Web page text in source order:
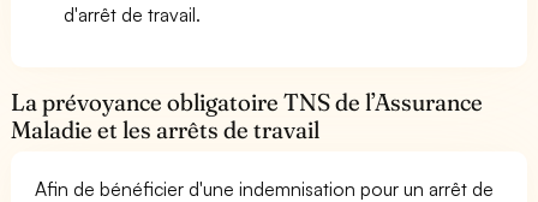
d'arrêt de travail.
La prévoyance obligatoire TNS de l’Assurance
Maladie et les arrêts de travail
Afin de bénéficier d'une indemnisation pour un arrêt de